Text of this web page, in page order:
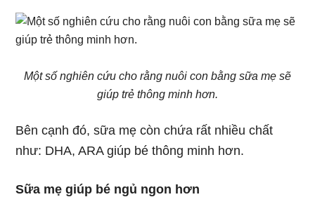
Một số nghiên cứu cho rằng nuôi con bằng sữa mẹ sẽ
giúp trẻ thông minh hơn.
Bên cạnh đó, sữa mẹ còn chứa rất nhiều chất
như: DHA, ARA giúp bé thông minh hơn.
Sữa mẹ giúp bé ngủ ngon hơn